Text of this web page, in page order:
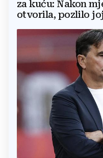
za kuću: Nakon
otvorila, pozlilo